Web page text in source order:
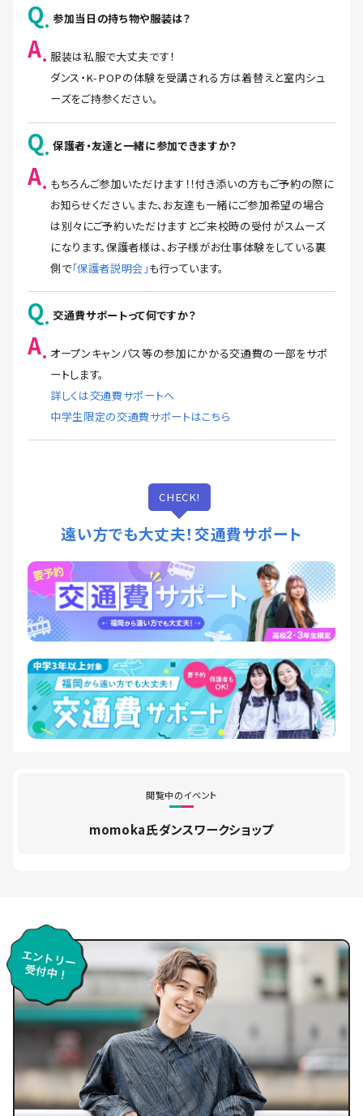
閲覧中のイベント
momoka氏ダンスワークショップ
Q 参加当日の持ち物や服装は？
A
服装は私服で大丈夫です！
ダンス・K-POPの体験を受講される方は着替えと室内シュ
ーズをご持参ください。
Q 保護者・友達と一緒に参加できますか？
A
もちろんご参加いただけます！！付き添いの方もご予約の際に
お知らせください。また、お友達も一緒にご参加希望の場合
は別々にご予約いただけますとご来校時の受付がスムーズ
になります。保護者様は、お子様がお仕事体験をしている裏
側で「保護者説明会」も行っています。
Q 交通費サポートって何ですか？
A
オープンキャンパス等の参加にかかる交通費の一部をサポ
ートします。
詳しくは交通費サポートへ
中学生限定の交通費サポートはこちら
CHECK!
遠い方でも大丈夫！交通費サポート